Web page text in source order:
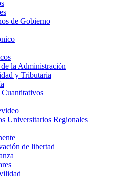
de Gobierno
la Administración
y Tributaria
Universitarios Regionales
de libertad